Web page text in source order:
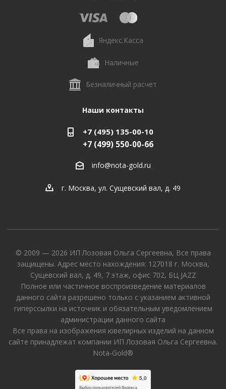
Яндекс.Касса
Наличные
Безналичный расчет
Наши контакты
+7 (495) 135-00-10
+7 (499) 550-00-66
info@nota-gold.ru
г. Москва, ул. Сущевский вал, д. 49
© 2009 — 2026 ИП Лозовая Ольга Сергеевна, Все права
защищены. Адрес место нахождения: 127018 г. Москва,
Сущевский вал, д. 49, 7 этаж, офис 702, БЦ JAZZ
Полное или частичное воспроизведение материалов
данного сайта разрешено только с указанием активной
гиперссылки на источник и обязательным уведомлением
администрации данного сайта
Все права на изображения ювелирных изделий на данном
сайте принадлежат компании ИП Лозовая Ольга Сергеевна.
Nota-Gold®